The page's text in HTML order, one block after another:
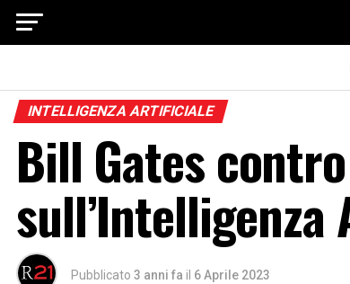
INTELLIGENZA ARTIFICIALE
Bill Gates
Pubblicato 3 anni fa il 6 Aprile 2023